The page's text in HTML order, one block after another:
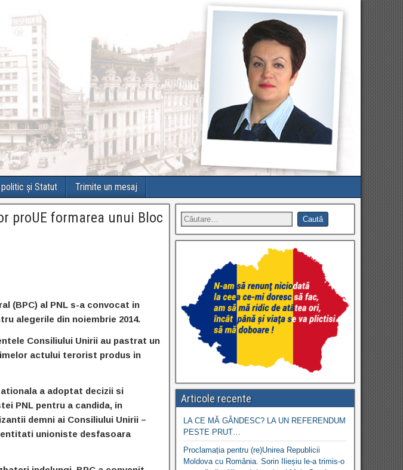
și Statut Trimite un mesaj
proUE formarea unui Bloc
(BPC) al PNL s-a convocat in
alegerile din noiembrie 2014.
Consiliului Unirii au pastrat un
actului terorist produs in
a adoptat decizii si
PNL pentru a candida, in
demni ai Consiliului Unirii –
entitati unioniste desfasoara
Articole recente
LA CE MĂ GÂNDESC? LA UN REFERENDUM
PESTE PRUT…
Proclamația pentru (re)Unirea Republicii
Moldova cu România. Sorin Ilieșiu le-a trimis-o